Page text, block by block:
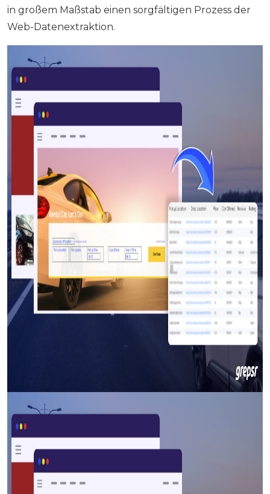
in großem Maßstab einen sorgfältigen Prozess der
Web-Datenextraktion.